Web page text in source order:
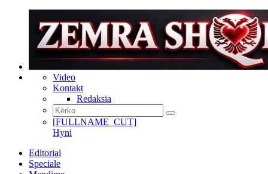
Video
Kontakt
Redaksia
[FULLNAME_CUT]
Hyni
Editorial
Speciale